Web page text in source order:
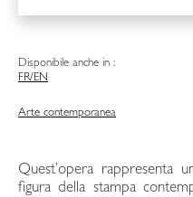
Disponibile anche in :
FR/EN
Arte contemporanea
Quest’opera rappresenta
figura della stampa